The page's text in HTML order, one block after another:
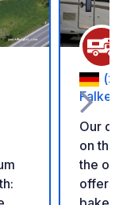
Our
on
the
offers